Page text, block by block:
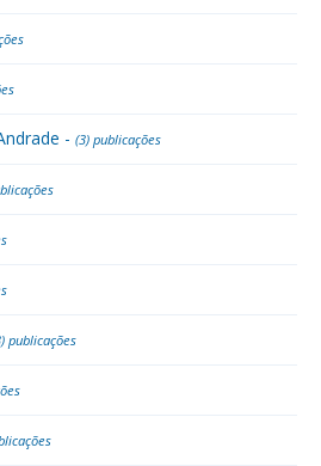
- (3) publicações
publicações